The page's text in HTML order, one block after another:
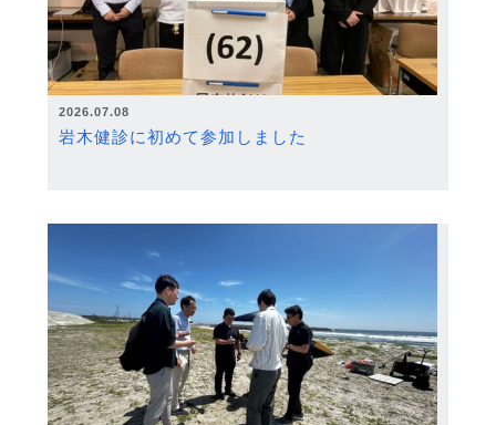
2026.07.08
岩木健診に初めて参加しました